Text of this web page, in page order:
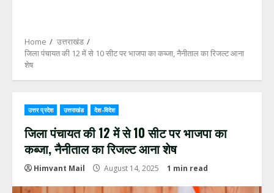
Home
उत्तराखंड
जिला पंचायत की 12 में से 10 सीट पर भाजपा का कब्जा, नैनीताल का रिजल्ट आना
शेष
उत्तर प्रदेश उत्तराखंड देश-विदेश
जिला पंचायत की 12 में से 10 सीट पर भाजपा का
कब्जा, नैनीताल का रिजल्ट आना शेष
Himvant Mail August 14, 2025 1 min read